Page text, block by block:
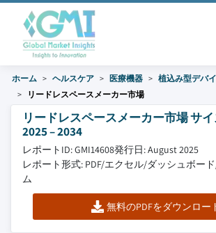
ホーム ヘルスケア 医療機器
植込み型デバ
リードレスペースメーカー市場
リードレスペースメーカー市場 サ
2025 – 2034
レポートID: GMI14608発行日: August 2025
レポート形式: PDF/エクセル/ダッシュボー
ム
無料のPDFをダウンロー